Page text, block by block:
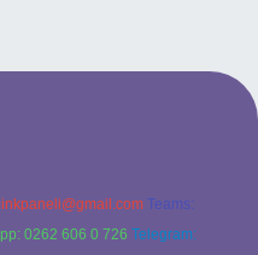
Teams:
0262 606 0 726 Telegram: